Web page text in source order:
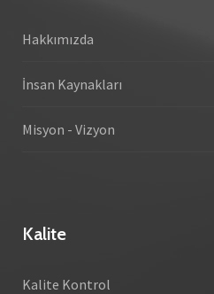
Hakkımızda
İnsan Kaynakları
Misyon - Vizyon
Kalite
Kalite Kontrol